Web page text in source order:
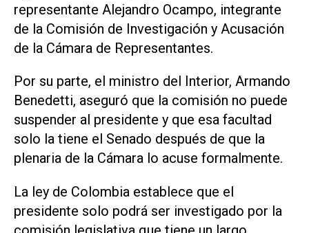
representante Alejandro Ocampo, integrante
de la Comisión de Investigación y Acusación
de la ‌Cámara de Representantes.
Por su parte, el ministro del Interior, Armando
Benedetti, aseguró que la comisión no puede
suspender al presidente y que esa facultad
solo la tiene el Senado ‌después de que la
plenaria de la Cámara lo acuse formalmente.
La ley de Colombia establece que ‌el
presidente ⁠solo podrá ser investigado por la